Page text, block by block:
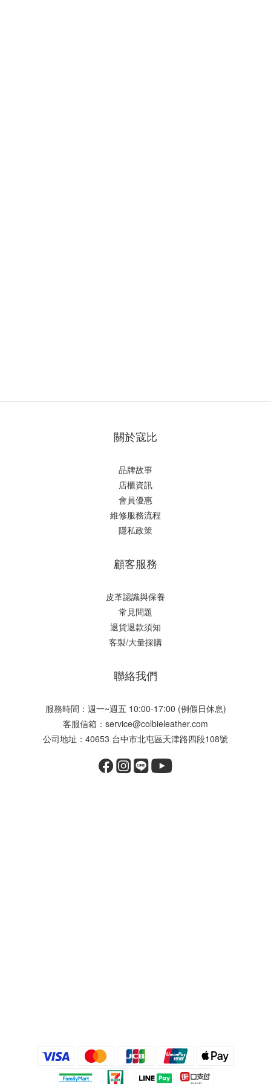
關於寇比
品牌故事
店櫃資訊
會員優惠
維修服務流程
隱私政策
顧客服務
皮革認識與保養
常見問題
退貨退款須知
客製/大量採購
聯絡我們
服務時間：週一~週五 10:00-17:00 (例假日休息)
客服信箱：service@colbieleather.com
公司地址：40653 台中市北屯區天津路四段108號